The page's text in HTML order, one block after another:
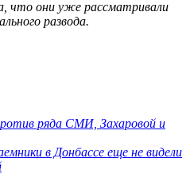
что они уже рассматривали
развода.
ряда СМИ, Захаровой и
в Донбассе еще не видели